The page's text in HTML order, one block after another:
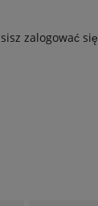
zalogować się